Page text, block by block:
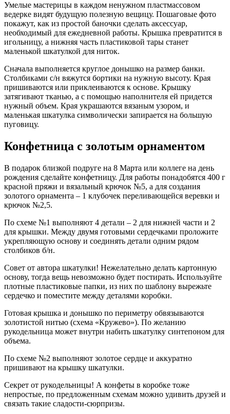
Умелые мастерицы в каждом ненужном пластмассовом
ведерке видят будущую полезную вещицу. Пошаговые фото
покажут, как из простой баночки сделать аксессуар,
необходимый для ежедневной работы. Крышка превратится в
игольницу, а нижняя часть пластиковой тары станет
маленькой шкатулкой для ниток.
Сначала выполняется круглое донышко на размер банки.
Столбиками с/н вяжутся бортики на нужную высоту. Края
пришиваются или приклеиваются к основе. Крышку
затягивают тканью, а с помощью наполнителя ей придется
нужный объем. Края украшаются вязаным узором, и
маленькая шкатулка символически запирается на большую
пуговицу.
Конфетница с золотым орнаментом
В подарок близкой подруге на 8 Марта или коллеге на день
рождения сделайте конфетницу. Для работы понадобятся 400 г
красной пряжи и вязальный крючок №5, а для создания
золотого орнамента – 1 клубочек переливающейся веревки и
крючок №2,5.
По схеме №1 выполняют 4 детали – 2 для нижней части и 2
для крышки. Между двумя готовыми сердечками проложите
укрепляющую основу и соединять детали одним рядом
столбиков б/н.
Совет от автора шкатулки! Нежелательно делать картонную
основу, тогда вещь невозможно будет постирать. Используйте
плотные пластиковые папки, из них по шаблону вырежьте
сердечко и поместите между деталями коробки.
Готовая крышка и донышко по периметру обвязываются
золотистой нитью (схема «Кружево»). По желанию
рукодельница может внутри набить шкатулку синтепоном для
объема.
По схеме №2 выполняют золотое сердце и аккуратно
пришивают на крышку шкатулки.
Секрет от рукодельницы! А конфеты в коробке тоже
непростые, по предложенным схемам можно удивить друзей и
связать такие сладости-сюрпризы.